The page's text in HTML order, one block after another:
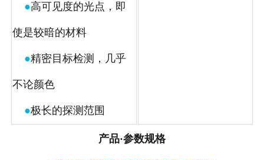
●高可见度的光点，即
使是较暗的材料
●精密目标检测，几乎
不论颜色
●极长的探测范围
产品·参数规格